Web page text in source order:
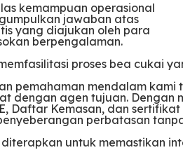
kemampuan operasional
jawaban atas
yang diajukan oleh para
berpengalaman.
proses bea cukai
pemahaman mendalam
dengan agen tujuan.
Daftar Kemasan, dan
perbatasan
untuk memastikan